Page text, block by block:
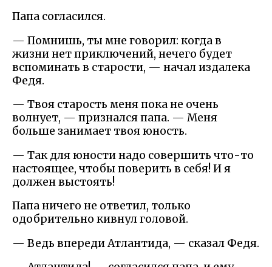
Папа согласился.
— Помнишь, ты мне говорил: когда в
жизни нет приключений, нечего будет
вспоминать в старости, — начал издалека
Федя.
— Твоя старость меня пока не очень
волнует, — признался папа. — Меня
больше занимает твоя юность.
— Так для юности надо совершить что-то
настоящее, чтобы поверить в себя! И я
должен выстоять!
Папа ничего не ответил, только
одобрительно кивнул головой.
— Ведь впереди Атлантида, — сказал Федя.